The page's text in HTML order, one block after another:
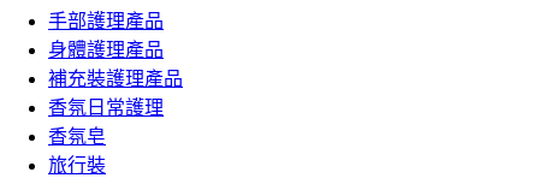
手部護理產品
身體護理產品
補充裝護理產品
香氛日常護理
香氛皂
旅行裝